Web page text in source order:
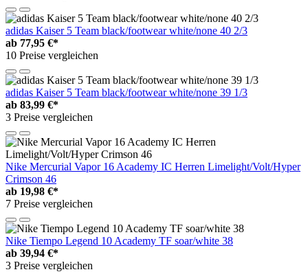
adidas Kaiser 5 Team black/footwear white/none 40 2/3
ab 77,95 €*
10 Preise vergleichen
adidas Kaiser 5 Team black/footwear white/none 39 1/3
ab 83,99 €*
3 Preise vergleichen
Nike Mercurial Vapor 16 Academy IC Herren Limelight/Volt/Hyper
Crimson 46
ab 19,98 €*
7 Preise vergleichen
Nike Tiempo Legend 10 Academy TF soar/white 38
ab 39,94 €*
3 Preise vergleichen